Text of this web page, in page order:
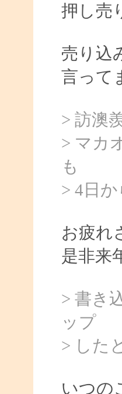
押し売
売り込
言って
> 訪澳
> マカ
も
> 4日
お疲れ
是非来
> 書き
ップ
> した
いつの